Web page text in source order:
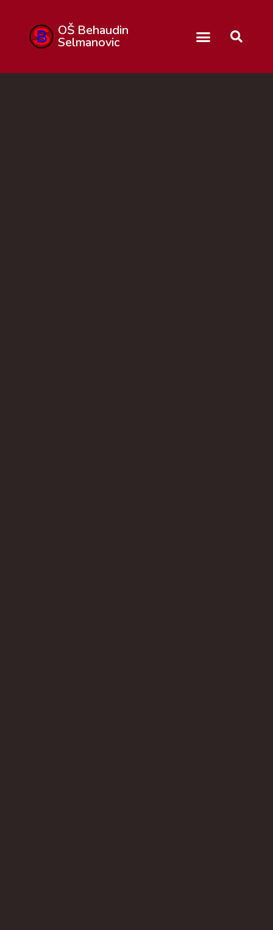
OŠ Behaudin
Selmanovic